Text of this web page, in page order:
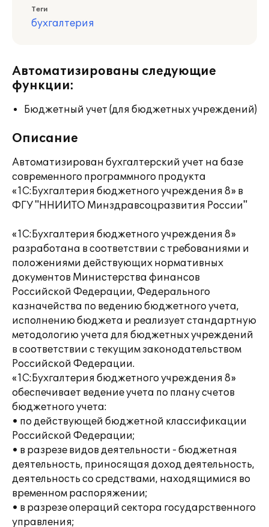
Теги
бухгалтерия
Автоматизированы следующие
функции:
Бюджетный учет (для бюджетных учреждений)
Описание
Автоматизирован бухгалтерский учет на базе
современного программного продукта
«1С:Бухгалтерия бюджетного учреждения 8» в
ФГУ "ННИИТО Минздравсоцразвития России"
«1С:Бухгалтерия бюджетного учреждения 8»
разработана в соответствии с требованиями и
положениями действующих нормативных
документов Министерства финансов
Российской Федерации, Федерального
казначейства по ведению бюджетного учета,
исполнению бюджета и реализует стандартную
методологию учета для бюджетных учреждений
в соответствии с текущим законодательством
Российской Федерации.
«1С:Бухгалтерия бюджетного учреждения 8»
обеспечивает ведение учета по плану счетов
бюджетного учета:
• по действующей бюджетной классификации
Российской Федерации;
• в разрезе видов деятельности - бюджетная
деятельность, приносящая доход деятельность,
деятельность со средствами, находящимися во
временном распоряжении;
• в разрезе операций сектора государственного
управления;